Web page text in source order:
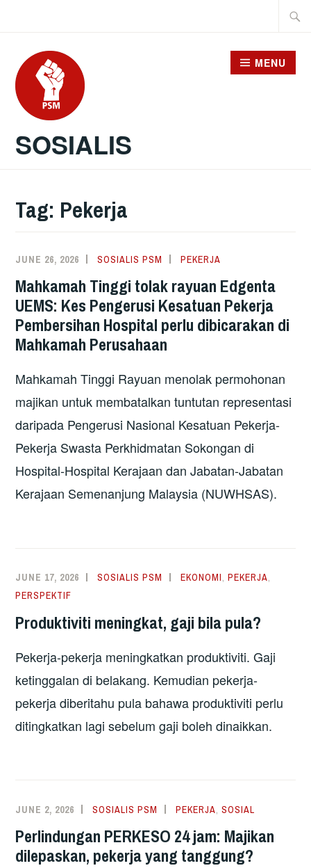
content
SOSIALIS
MENU
Tag: Pekerja
JUNE 26, 2026 SOSIALIS PSM PEKERJA
Mahkamah Tinggi tolak rayuan Edgenta
UEMS: Kes Pengerusi Kesatuan Pekerja
Pembersihan Hospital perlu dibicarakan di
Mahkamah Perusahaan
Mahkamah Tinggi Rayuan menolak permohonan
majikan untuk membatalkan tuntutan representasi
daripada Pengerusi Nasional Kesatuan Pekerja-
Pekerja Swasta Perkhidmatan Sokongan di
Hospital-Hospital Kerajaan dan Jabatan-Jabatan
Kerajaan Semenanjung Malaysia (NUWHSAS).
JUNE 17, 2026 SOSIALIS PSM EKONOMI,PEKERJA,
PERSPEKTIF
Produktiviti meningkat, gaji bila pula?
Pekerja-pekerja meningkatkan produktiviti. Gaji
ketinggalan di belakang. Kemudian pekerja-
pekerja diberitahu pula bahawa produktiviti perlu
ditingkatkan lagi sebelum gaji boleh dinaikkan.
JUNE 2, 2026 SOSIALIS PSM PEKERJA,SOSIAL
Perlindungan PERKESO 24 jam: Majikan
dilepaskan, pekerja yang tanggung?